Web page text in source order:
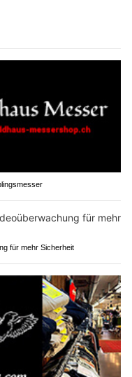
für mehr Sicherheit